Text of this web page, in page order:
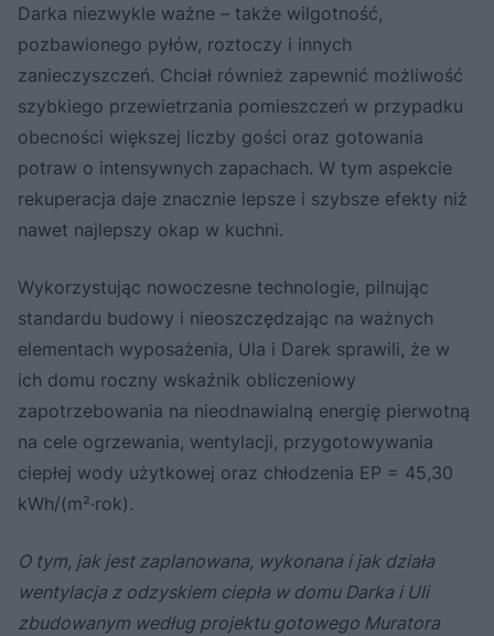
Darka niezwykle ważne – także wilgotność,
pozbawionego pyłów, roztoczy i innych
zanieczyszczeń. Chciał również zapewnić możliwość
szybkiego przewietrzania pomieszczeń w przypadku
obecności większej liczby gości oraz gotowania
potraw o intensywnych zapachach. W tym aspekcie
rekuperacja daje znacznie lepsze i szybsze efekty niż
nawet najlepszy okap w kuchni.
Wykorzystując nowoczesne technologie, pilnując
standardu budowy i nieoszczędzając na ważnych
elementach wyposażenia, Ula i Darek sprawili, że w
ich domu roczny wskaźnik obliczeniowy
zapotrzebowania na nieodnawialną energię pierwotną
na cele ogrzewania, wentylacji, przygotowywania
ciepłej wody użytkowej oraz chłodzenia EP = 45,30
kWh/(m²·rok).
O tym, jak jest zaplanowana, wykonana i jak działa
wentylacja z odzyskiem ciepła w domu Darka i Uli
zbudowanym według projektu gotowego Muratora